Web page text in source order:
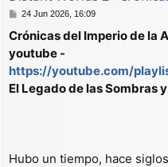
M
n
s
j
24 Jun 2026, 16:09
Crónicas del Imperio de la
youtube -
https://youtube.com/
El Legado de las Sombras
Hubo un tiempo, hace